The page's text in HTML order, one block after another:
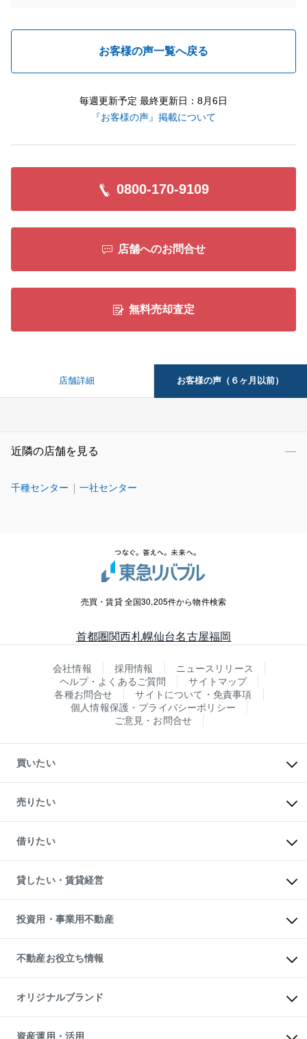
お客様の声一覧へ戻る
毎週更新予定 最終更新日：8月6日
『お客様の声』掲載について
0800-170-9109
店舗へのお問合せ
無料売却査定
店舗詳細 お客様の声（６ヶ月以前）
近隣の店舗を見る
千種センター 一社センター
売買・賃貸 全国30,205件から物件検索
首都圏関西札幌仙台名古屋福岡
会社情報 採用情報
ニュースリリース
ヘルプ・よくあるご質問
サイトマップ
各種お問合せ
サイトについて・免責事項
個人情報保護・プライバシーポリシー
ご意見・お問合せ
買いたい
新築・分譲マンションの購入
中古マンションの購入
一戸建ての購入
中古一戸建ての購入
不動産購入の流れ
注目キーワード物件特集
購入ガイド
English 繁体中文簡体中文
売りたい
一戸建ての売却・査定
土地の売却・査定
スピードAI査定
不動産査定について
不動産売却の流れ
不動産買換えの流れ
売却ガイド
借りたい
オフィス・店舗の賃貸
借りるときの流れ
借りるガイド
貸したい・賃貸経営
マンション賃料データ
賃貸管理プラン
リロケーションについて
貸すガイド
投資用・事業用不動産
事業用不動産
マンション投資
投資用マンション
アパート経営
収益物件
ビル購入（ビル一棟）
不動産お役立ち情報
マンションライブラリー
人気マンションランキング
暮らしに役立つ不動産メディア
オリジナルブランド
一棟リノベーションマンション
資産運用・活用